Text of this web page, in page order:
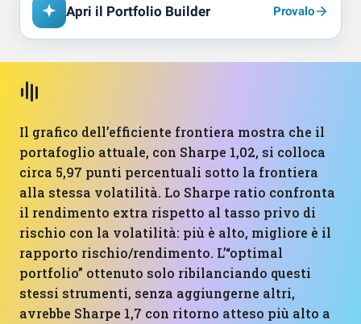
Apri il Portfolio Builder Provalo
Il grafico dell’efficiente frontiera mostra che il
portafoglio attuale, con Sharpe 1,02, si colloca
circa 5,97 punti percentuali sotto la frontiera
alla stessa volatilità. Lo Sharpe ratio confronta
il rendimento extra rispetto al tasso privo di
rischio con la volatilità: più è alto, migliore è il
rapporto rischio/rendimento. L’“optimal
portfolio” ottenuto solo ribilanciando questi
stessi strumenti, senza aggiungerne altri,
avrebbe Sharpe 1,7 con ritorno atteso più alto a